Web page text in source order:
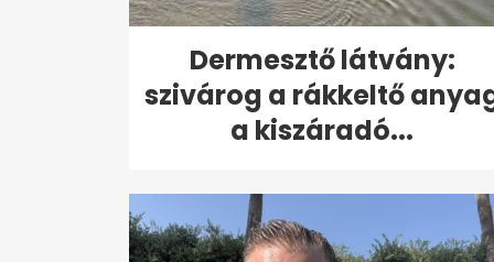
Dermesztő látvány:
szivárog a rákkeltő
a kiszáradó...